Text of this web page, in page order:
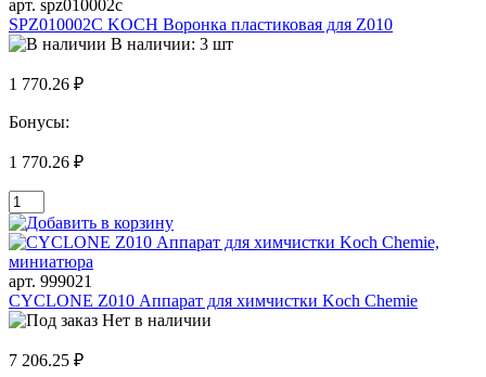
арт. spz010002c
SPZ010002C KOCH Воронка пластиковая для Z010
В наличии: 3 шт
1 770.26 ₽
Бонусы:
1 770.26 ₽
арт. 999021
CYCLONE Z010 Аппарат для химчистки Koch Chemie
Нет в наличии
7 206.25 ₽